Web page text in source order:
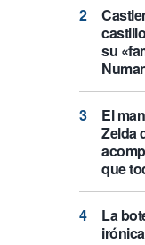
su
El
Zelda
que
La